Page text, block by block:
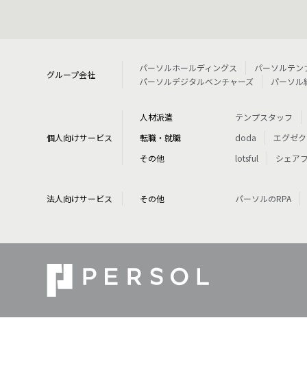
グループ会社
パーソルホールディングス パーソルテン
パーソルデジタルベンチャーズ
パーソル
個人向けサービス
人材派遣 テンプスタッフ
転職・就職
doda エグゼ
その他
lotsful シェア
法人向けサービス その他 パーソルのRPA